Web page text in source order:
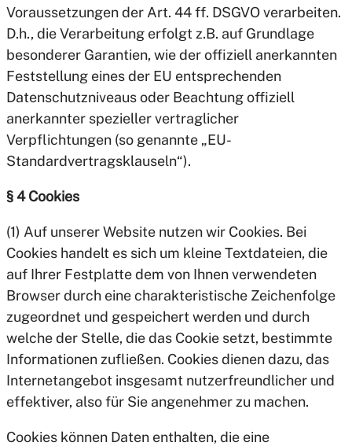
Voraussetzungen der Art. 44 ff. DSGVO verarbeiten.
D.h., die Verarbeitung erfolgt z.B. auf Grundlage
besonderer Garantien, wie der offiziell anerkannten
Feststellung eines der EU entsprechenden
Datenschutzniveaus oder Beachtung offiziell
anerkannter spezieller vertraglicher
Verpflichtungen (so genannte „EU-
Standardvertragsklauseln“).
§ 4 Cookies
(1) Auf unserer Website nutzen wir Cookies. Bei
Cookies handelt es sich um kleine Textdateien, die
auf Ihrer Festplatte dem von Ihnen verwendeten
Browser durch eine charakteristische Zeichenfolge
zugeordnet und gespeichert werden und durch
welche der Stelle, die das Cookie setzt, bestimmte
Informationen zufließen. Cookies dienen dazu, das
Internetangebot insgesamt nutzerfreundlicher und
effektiver, also für Sie angenehmer zu machen.
Cookies können Daten enthalten, die eine